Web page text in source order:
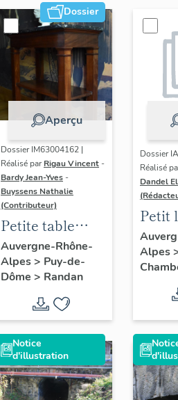
Dossier
Aperçu
Dossier IM63004162 |
Réalisé par Rigau Vincent -
Bardy Jean-Yves -
Buyssens Nathalie
(Contributeur)
Petite table
d'appui
Auvergne-Rhône-
Alpes> Puy-de-
Dôme > Randan
Dossier
Réalisé
Dandel
Petit
Alpes
Notice
d'illustration